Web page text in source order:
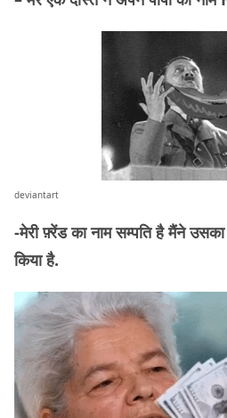
deviantart
-मेरी फ़्रेंड का नाम सम्पति है मैंने
किया है.